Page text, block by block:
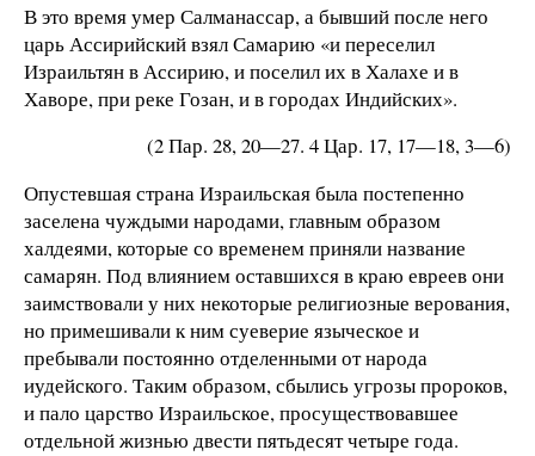
В это время умер Салманассар, а бывший после него
царь Ассирийский взял Самарию «и переселил
Израильтян в Ассирию, и поселил их в Халахе и в
Хаворе, при реке Гозан, и в городах Индийских».
(2 Пар. 28, 20—27. 4 Цар. 17, 17—18, 3—6)
Опустевшая страна Израильская была постепенно
заселена чуждыми народами, главным образом
халдеями, которые со временем приняли название
самарян. Под влиянием оставшихся в краю евреев они
заимствовали у них некоторые религиозные верования,
но примешивали к ним суеверие языческое и
пребывали постоянно отделенными от народа
иудейского. Таким образом, сбылись угрозы пророков,
и пало царство Израильское, просуществовавшее
отдельной жизнью двести пятьдесят четыре года.